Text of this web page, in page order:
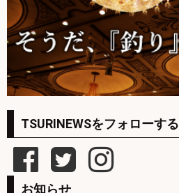
TSURINEWSをフォローする
お知らせ